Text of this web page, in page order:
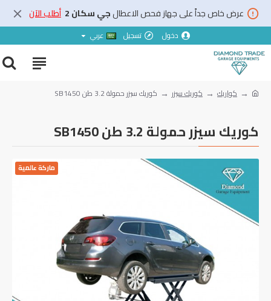
عرض خاص جداً على جهاز فحص الاعطالجي سكان 2 أطلب الآن
دخول تسجيل عربي
كواريك كوريك سيزر ‏كوريك سيزر حمولة ‎3.2 طن ‎SB‎1450
‏كوريك سيزر حمولة ‎3.2 طن ‎SB‎1450
ماركة عالمية